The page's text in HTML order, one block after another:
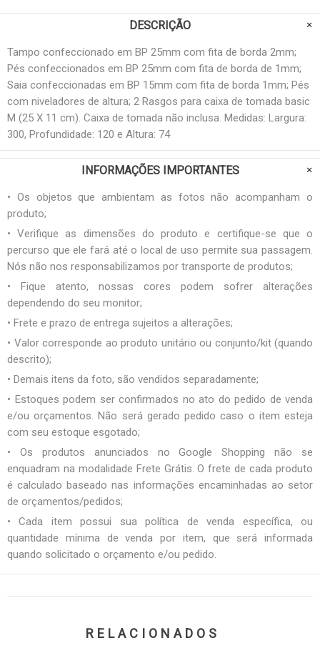
DESCRIÇÃO
Tampo confeccionado em BP 25mm com fita de borda 2mm;
Pés confeccionados em BP 25mm com fita de borda de 1mm;
Saia confeccionadas em BP 15mm com fita de borda 1mm; Pés
com niveladores de altura; 2 Rasgos para caixa de tomada basic
M (25 X 11 cm). Caixa de tomada não inclusa. Medidas: Largura:
300, Profundidade: 120 e Altura: 74
INFORMAÇÕES IMPORTANTES
• Os objetos que ambientam as fotos não acompanham o
produto;
• Verifique as dimensões do produto e certifique-se que o
percurso que ele fará até o local de uso permite sua passagem.
Nós não nos responsabilizamos por transporte de produtos;
• Fique atento, nossas cores podem sofrer alterações
dependendo do seu monitor;
• Frete e prazo de entrega sujeitos a alterações;
• Valor corresponde ao produto unitário ou conjunto/kit (quando
descrito);
• Demais itens da foto, são vendidos separadamente;
• Estoques podem ser confirmados no ato do pedido de venda
e/ou orçamentos. Não será gerado pedido caso o item esteja
com seu estoque esgotado;
• Os produtos anunciados no Google Shopping não se
enquadram na modalidade Frete Grátis. O frete de cada produto
é calculado baseado nas informações encaminhadas ao setor
de orçamentos/pedidos;
• Cada item possui sua política de venda específica, ou
quantidade mínima de venda por item, que será informada
quando solicitado o orçamento e/ou pedido.
RELACIONADOS